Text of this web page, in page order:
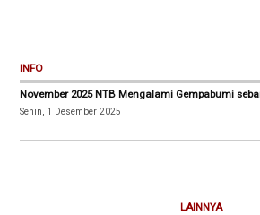
INFO
November 2025 NTB Mengalami Gempabumi
Senin, 1 Desember 2025
LAINNYA